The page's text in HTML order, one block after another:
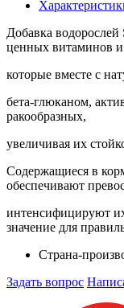
Добавка водорослей
ценных витаминов
которые вместе с
бета-глюканом,
ракообразных,
увеличивая их
Содержащиеся в
обеспечивают
интенсифицируют
значение для
Страна-
Задать вопрос